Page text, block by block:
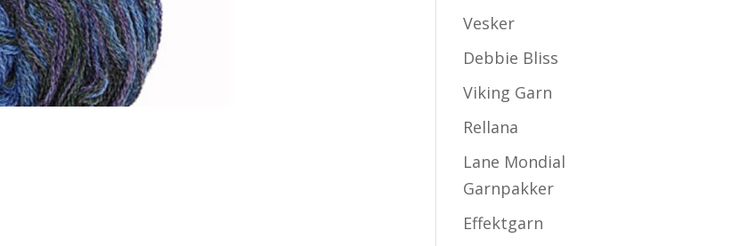
Vesker
Debbie Bliss
Viking Garn
Rellana
Lane Mondial
Garnpakker
Effektgarn